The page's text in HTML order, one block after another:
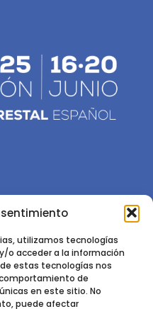
utilizamos tecnologías
o acceder a la información
estas tecnologías nos
de
en este sitio. No
puede afectar
por laSociedad
INIA-CSIC
- 28040 Madrid